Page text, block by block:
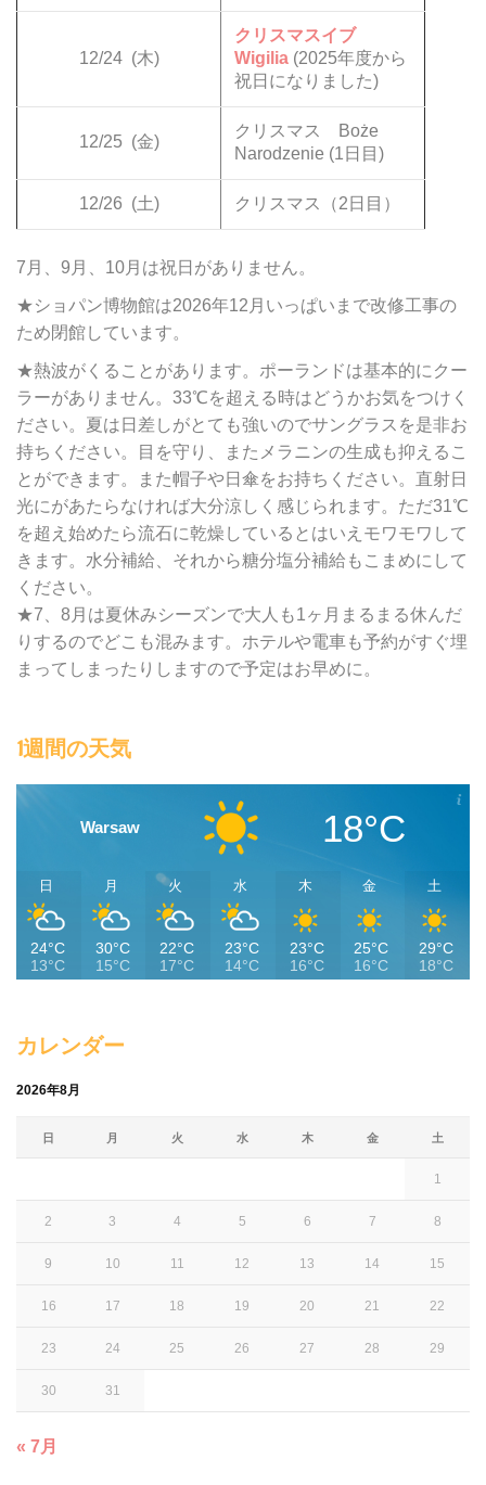
12/24 (木)
クリスマスイブ
Wigilia (2025年度から
祝日になりました)
12/25 (金)
クリスマス Boże
Narodzenie (1日目)
12/26 (土) クリスマス（2日目）
7月、9月、10月は祝日がありません。
★ショパン博物館は2026年12月いっぱいまで改修工事の
ため閉館しています。
★熱波がくることがあります。ポーランドは基本的にクー
ラーがありません。33℃を超える時はどうかお気をつけく
ださい。夏は日差しがとても強いのでサングラスを是非お
持ちください。目を守り、またメラニンの生成も抑えるこ
とができます。また帽子や日傘をお持ちください。直射日
光にがあたらなければ大分涼しく感じられます。ただ31℃
を超え始めたら流石に乾燥しているとはいえモワモワして
きます。水分補給、それから糖分塩分補給もこまめにして
ください。
★7、8月は夏休みシーズンで大人も1ヶ月まるまる休んだ
りするのでどこも混みます。ホテルや電車も予約がすぐ埋
まってしまったりしますので予定はお早めに。
1週間の天気
Warsaw 18°C
日
24°C
13°C
月
30°C
15°C
火
22°C
17°C
水
23°C
14°C
木
23°C
16°C
金
25°C
16°C
土
29°C
18°C
カレンダー
2026年8月
日 月 火 水 木 金 土
1
2 3 4 5 6 7 8
9 10 11 12 13 14 15
16 17 18 19 20 21 22
23 24 25 26 27 28 29
30 31
« 7月